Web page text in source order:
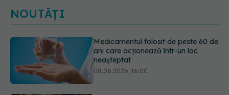
NOUTĂȚI
Trucul simplu care face pepenele
verde mult mai ușor de tăiat
08.08.2026, 15:32